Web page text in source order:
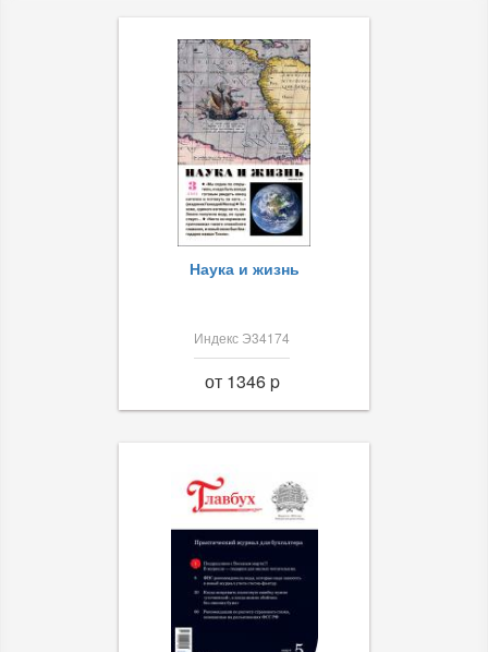
Наука и жизнь
Индекс Э34174
от 1346 p